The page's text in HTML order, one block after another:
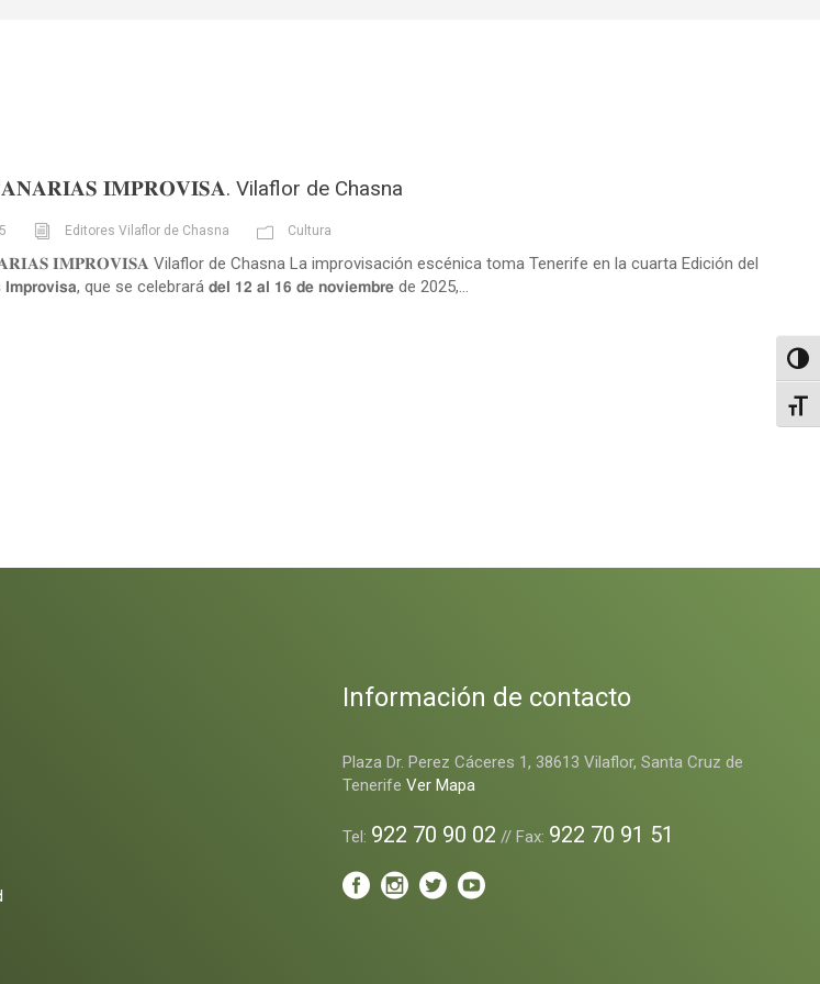
𝐈𝐌𝐏𝐑𝐎𝐕𝐈𝐒𝐀. Vilaflor de Chasna
Editores Vilaflor de Chasna Cultura
𝐈𝐌𝐏𝐑𝐎𝐕𝐈𝐒𝐀 Vilaflor de Chasna La improvisación escénica toma Tenerife en la cuarta Edición del
𝗜𝗺𝗽𝗿𝗼𝘃𝗶𝘀𝗮, que se celebrará 𝗱𝗲𝗹 𝟭𝟮 𝗮𝗹 𝟭𝟲 𝗱𝗲 𝗻𝗼𝘃𝗶𝗲𝗺𝗯𝗿𝗲 de 2025,...
Información de contacto
Plaza Dr. Perez Cáceres 1, 38613 Vilaflor, Santa Cruz de
TenerifeVer Mapa
Tel: 922 70 90 02 // Fax: 922 70 91 51